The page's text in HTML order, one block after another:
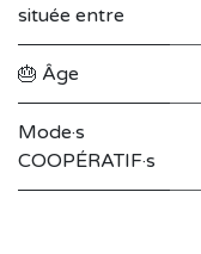
située entre
🎂 Âge
Mode·s
COOPÉRATIF·s